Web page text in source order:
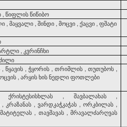
,წიფლისწიწიბო
,მაყვალი ,შინდი ,მოცვი ,ქაცვი ,ფშატი
, კვრინჩხი
,წყავის ,ჭყორის ,თრიმლის ,თუთუბოს ,
,არყისხისნედლიფოთლები
ქრისტესისხლას , შავბალახას
,
, კრაზანას ,ვარდკაჭკაჭას ,ორკბილას ,
მატიტელას , თავშავას ,მრავალძარღვას